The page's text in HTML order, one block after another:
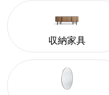
収納家具